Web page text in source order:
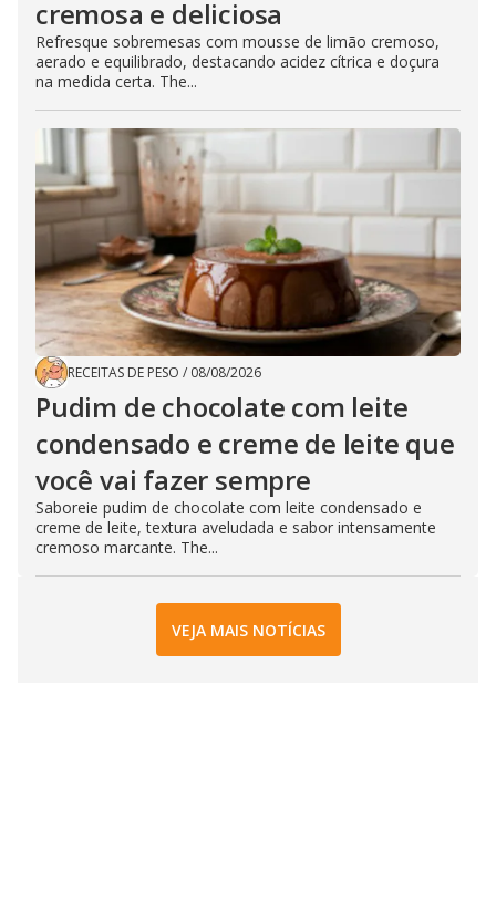
cremosa e deliciosa
Refresque sobremesas com mousse de limão cremoso,
aerado e equilibrado, destacando acidez cítrica e doçura
na medida certa. The...
RECEITAS DE PESO / 08/08/2026
Pudim de chocolate com leite
condensado e creme de leite que
você vai fazer sempre
Saboreie pudim de chocolate com leite condensado e
creme de leite, textura aveludada e sabor intensamente
cremoso marcante. The...
VEJA MAIS NOTÍCIAS